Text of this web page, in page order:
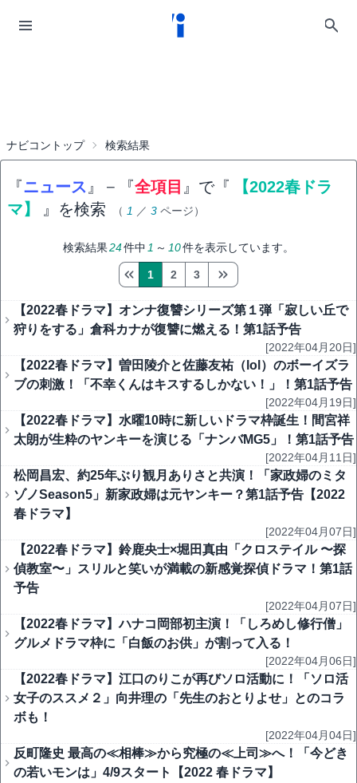
ナビコントップ 検索結果
『ニュース 』 − 『全項目 』で『
【2022春ドラ
マ】
』を検索 （ 1 ／ 3 ページ）
検索結果24件中 1 ～ 10件を表示しています。
1 2 3
【2022春ドラマ】オンナ復讐シリーズ第１弾「寂しい丘で
狩りをする」倉科カナが復讐に燃える！第1話予告
[2022年04月20日]
【2022春ドラマ】曽田陵介と佐藤友祐（lol）のボーイズラ
ブの刺激！「不幸くんはキスするしかない！」！第1話予告
[2022年04月19日]
【2022春ドラマ】水曜10時に新しいドラマ枠誕生！間宮祥
太朗が生粋のヤンキーを演じる「ナンバMG5」！第1話予告
[2022年04月11日]
松岡昌宏、約25年ぶり観月ありさと共演！「家政婦のミタ
ゾノSeason5」新家政婦は元ヤンキー？第1話予告【2022
春ドラマ】
[2022年04月07日]
【2022春ドラマ】鈴鹿央士×堀田真由「クロステイル 〜探
偵教室〜」スリルと笑いが満載の新感覚探偵ドラマ！第1話
予告
[2022年04月07日]
【2022春ドラマ】ハナコ岡部初主演！「しろめし修行僧」
グルメドラマ枠に「白飯のお供」が割って入る！
[2022年04月06日]
【2022春ドラマ】江口のりこが再びソロ活動に！「ソロ活
女子のススメ２」向井理の「先生のおとりよせ」とのコラ
ボも！
[2022年04月04日]
反町隆史 最高の≪相棒≫から究極の≪上司≫へ！「今どき
の若いモンは」4/9スタート【2022 春ドラマ】